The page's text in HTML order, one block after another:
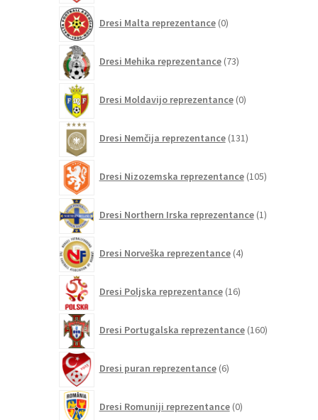
Dresi Malta reprezentance 0izdelkov
Dresi Mehika reprezentance 73izdelkov
Dresi Moldavijo reprezentance 0izdelkov
Dresi Nemčija reprezentance 131izdelkov
Dresi Nizozemska reprezentance 105izdelkov
Dresi Northern Irska reprezentance 1izdelek
Dresi Norveška reprezentance 4izdelki
Dresi Poljska reprezentance 16izdelkov
Dresi Portugalska reprezentance 160izdelkov
Dresi puran reprezentance 6izdelkov
Dresi Romuniji reprezentance 0izdelkov